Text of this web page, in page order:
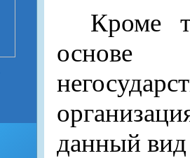
Кроме
данный вид